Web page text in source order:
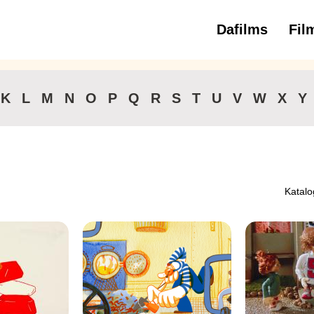
Dafilms 3
K L M N O P Q R S T U V W X Y